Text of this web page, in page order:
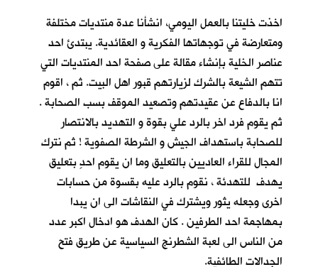
اخذت خليتنا بالعمل اليومي، انشأنا عدة منتديات مختلفة
ومتعارضة في توجهاتها الفكرية و العقائدية. يبتدئ احد
عناصر الخلية بإنشاء مقالة على صفحة احد المنتديات التي
تتهم الشيعة بالشرك لزيارتهم قبور اهل البيت. ثم ، اقوم
انا بالدفاع عن عقيدتهم وتصعيد الموقف بسب الصحابة .
ثم يقوم فرد اخر بالرد علي بقوة و التهديد بالانتصار
للصحابة باستهداف الجيش و الشرطة الصفوية ! ثم نترك
المجال للقراء العاديين بالتعليق وما ان يقوم احدٍ بتعليق
يهدف للتهدئة ، نقوم بالرد عليه بقسوة من حسابات
اخرى وجعله يثور ويشترك في النقاشات الى ان يبدا
بمهاجمة احد الطرفين . كان الهدف هو ادخال اكبر عدد
من الناس الى لعبة الشطرنج السياسية عن طريق فتح
الجدالات الطائفية.